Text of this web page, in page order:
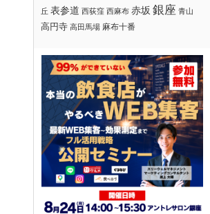
丘 表参道 西荻窪 西麻布 赤坂 銀座 青山
高円寺 高田馬場 麻布十番